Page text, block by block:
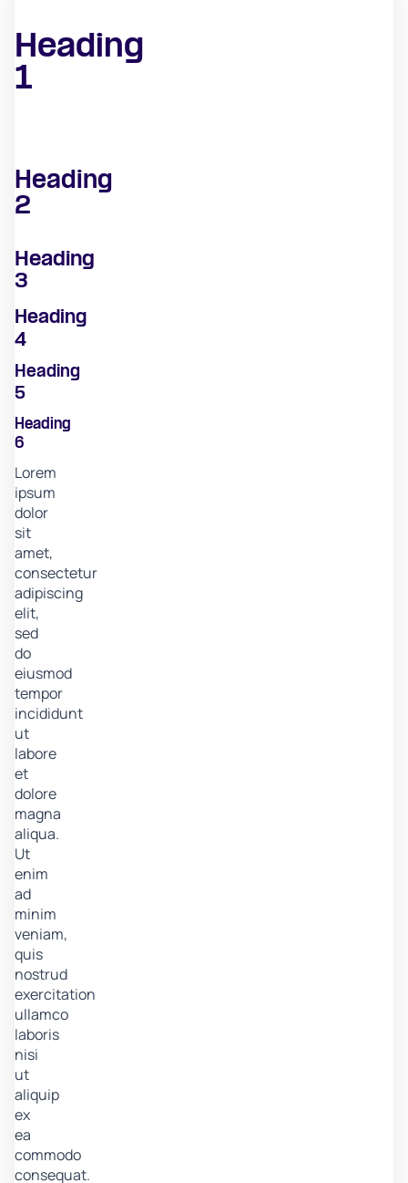
Heading
1
Heading
2
Heading
3
Heading
4
Heading
5
Heading
6
Lorem
ipsum
dolor
sit
amet,
consectetur
adipiscing
elit,
sed
do
eiusmod
tempor
incididunt
ut
labore
et
dolore
magna
aliqua.
Ut
enim
ad
minim
veniam,
quis
nostrud
exercitation
ullamco
laboris
nisi
ut
aliquip
ex
ea
commodo
consequat.